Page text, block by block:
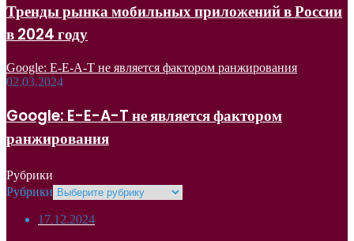
Тренды рынка мобильных приложений в России
в 2024 году
Google: E-E-A-T не является фактором ранжирования
02.03.2024
Google: E-E-A-T не является фактором
ранжирования
Рубрики
Рубрики
17.12.2024